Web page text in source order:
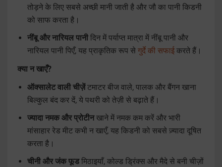
तोड़ने के लिए सबसे अच्छी मानी जाती है और जौ का पानी किडनी
को साफ करता है।
नींबू और नारियल पानीदिन में पर्याप्त मात्रा में नींबू पानी और
नारियल पानी पिएँ, यह प्राकृतिक रूप से गुर्दे की सफाईकरते हैं।
क्या न खाएँ?
ऑक्सालेट वाली चीज़ेंटमाटर बीज वाले, पालक और बैंगन खाना
बिल्कुल बंद कर दें, ये पथरी को तेज़ी से बढ़ाते हैं।
ज्यादा नमक और प्रोटीनखाने में नमक कम करें और भारी
मांसाहार रेड मीट कभी न खाएँ, यह किडनी को सबसे ज़्यादा दूषित
करता है।
चीनी और जंक फूडमिठाइयाँ, कोल्ड ड्रिंक्स और मैदे से बनी चीज़ों